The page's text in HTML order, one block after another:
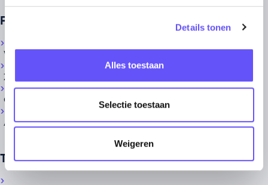
Details tonen
Alles toestaan
Selectie toestaan
Weigeren
Personeel
WIA WGA
Ziekteverzuim
Collectieve ongevallen
Arbodienst
Transport